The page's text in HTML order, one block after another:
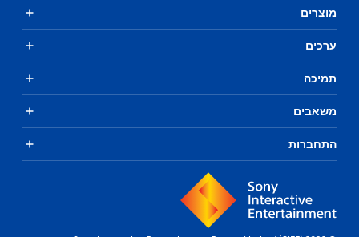
מוצרים
ערכים
תמיכה
משאבים
התחברות